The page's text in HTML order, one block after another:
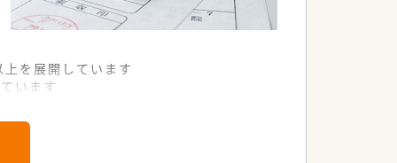
上を展開しています
います